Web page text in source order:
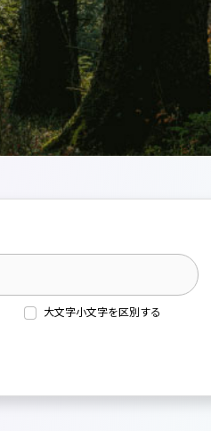
大文字小文字を区別する